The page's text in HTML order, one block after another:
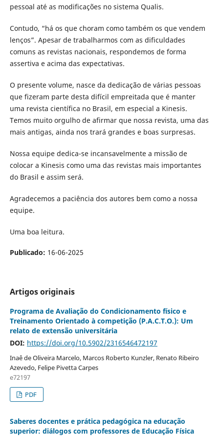
pessoal até as modificações no sistema Qualis.
Contudo, “há os que choram como também os que vendem
lenços”. Apesar de trabalharmos com as dificuldades
comuns as revistas nacionais, respondemos de forma
assertiva e acima das expectativas.
O presente volume, nasce da dedicação de várias pessoas
que fizeram parte desta difícil empreitada que é manter
uma revista científica no Brasil, em especial a Kinesis.
Temos muito orgulho de afirmar que nossa revista, uma das
mais antigas, ainda nos trará grandes e boas surpresas.
Nossa equipe dedica-se incansavelmente a missão de
colocar a Kinesis como uma das revistas mais importantes
do Brasil e assim será.
Agradecemos a paciência dos autores bem como a nossa
equipe.
Uma boa leitura.
Publicado: 16-06-2025
Artigos originais
Programa de Avaliação do Condicionamento físico e
Treinamento Orientado à competição (P.A.C.T.O.): Um
relato de extensão universitária
DOI: https://doi.org/10.5902/2316546472197
Inaê de Oliveira Marcelo, Marcos Roberto Kunzler, Renato Ribeiro
Azevedo, Felipe Pivetta Carpes
e72197
PDF
Saberes docentes e prática pedagógica na educação
superior: diálogos com professores de Educação Física